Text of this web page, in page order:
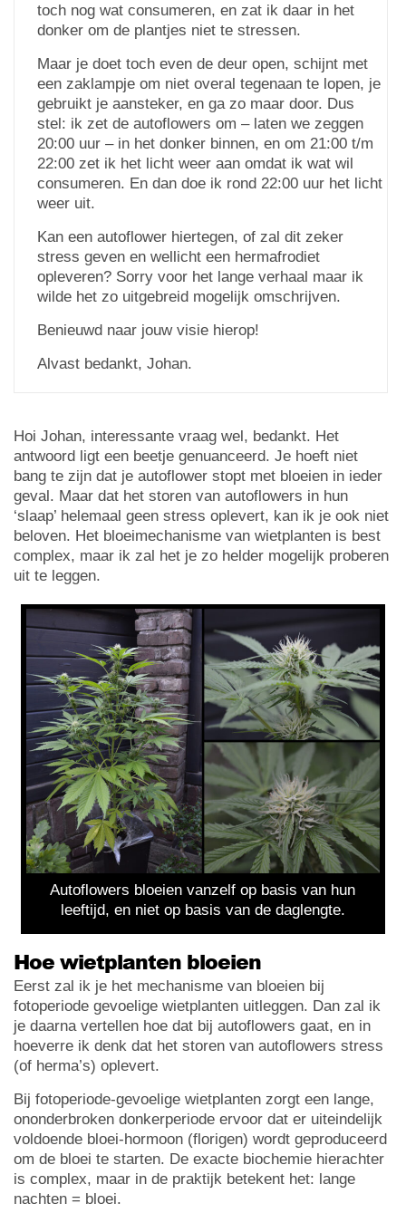
toch nog wat consumeren, en zat ik daar in het
donker om de plantjes niet te stressen.
Maar je doet toch even de deur open, schijnt met
een zaklampje om niet overal tegenaan te lopen, je
gebruikt je aansteker, en ga zo maar door. Dus
stel: ik zet de autoflowers om – laten we zeggen
20:00 uur – in het donker binnen, en om 21:00 t/m
22:00 zet ik het licht weer aan omdat ik wat wil
consumeren. En dan doe ik rond 22:00 uur het licht
weer uit.
Kan een autoflower hiertegen, of zal dit zeker
stress geven en wellicht een hermafrodiet
opleveren? Sorry voor het lange verhaal maar ik
wilde het zo uitgebreid mogelijk omschrijven.
Benieuwd naar jouw visie hierop!
Alvast bedankt, Johan.
Hoi Johan, interessante vraag wel, bedankt. Het
antwoord ligt een beetje genuanceerd. Je hoeft niet
bang te zijn dat je autoflower stopt met bloeien in ieder
geval. Maar dat het storen van autoflowers in hun
‘slaap’ helemaal geen stress oplevert, kan ik je ook niet
beloven. Het bloeimechanisme van wietplanten is best
complex, maar ik zal het je zo helder mogelijk proberen
uit te leggen.
Autoflowers bloeien vanzelf op basis van hun
leeftijd, en niet op basis van de daglengte.
Hoe wietplanten bloeien
Eerst zal ik je het mechanisme van bloeien bij
fotoperiode gevoelige wietplanten uitleggen. Dan zal ik
je daarna vertellen hoe dat bij autoflowers gaat, en in
hoeverre ik denk dat het storen van autoflowers stress
(of herma’s) oplevert.
Bij fotoperiode-gevoelige wietplanten zorgt een lange,
ononderbroken donkerperiode ervoor dat er uiteindelijk
voldoende bloei-hormoon (florigen) wordt geproduceerd
om de bloei te starten. De exacte biochemie hierachter
is complex, maar in de praktijk betekent het: lange
nachten = bloei.